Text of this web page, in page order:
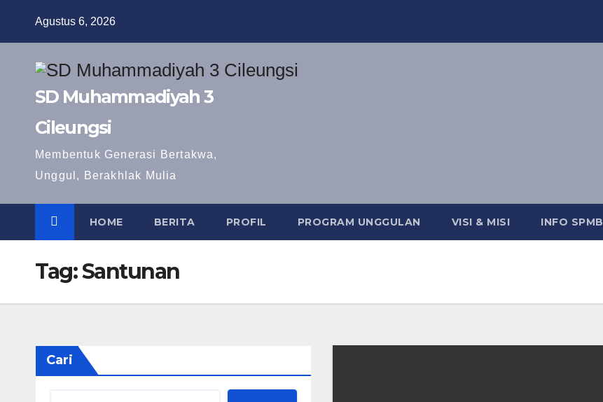
Agustus 6, 2026
SD Muhammadiyah 3
Cileungsi
Membentuk Generasi Bertakwa,
Unggul, Berakhlak Mulia
HOME BERITA PROFIL PROGRAM UNGGULAN VISI & MISI INFO SPMB
Tag:Santunan
Cari